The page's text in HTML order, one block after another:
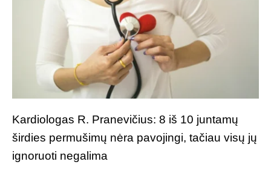
Kardiologas R. Pranevičius: 8 iš 10 juntamų
širdies permušimų nėra pavojingi, tačiau visų jų
ignoruoti negalima